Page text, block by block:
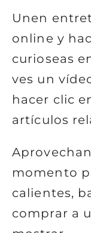
Unen
online y
curioseas
ves un
hacer clic
artículos
momento
calientes,
comprar a